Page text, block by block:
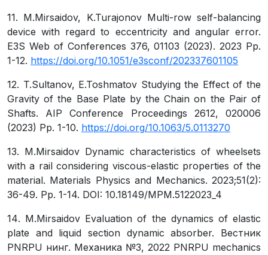
11. M.Mirsaidov, K.Turajonov Multi-row self-balancing
device with regard to eccentricity and angular error.
E3S Web of Conferences 376, 01103 (2023). 2023 Рр.
1-12. https://doi.org/10.1051/e3sconf/202337601105
12. T.Sultanov, E.Toshmatov Studying the Effect of the
Gravity of the Base Plate by the Chain on the Pair of
Shafts. AIP Conference Proceedings 2612, 020006
(2023) Рр. 1-10. https://doi.org/10.1063/5.0113270
13. M.Mirsaidov Dynamic characteristics of wheelsets
with a rail considering viscous-elastic properties of the
material. Materials Physics and Mechanics. 2023;51(2):
36-49. Рр. 1-14. DOI: 10.18149/MPM.5122023_4
14. M.Mirsaidov Evaluation of the dynamics of elastic
plate and liquid section dynamic absorber. Вестник
PNRPU нинг. Механика №3, 2022 PNRPU mechanics